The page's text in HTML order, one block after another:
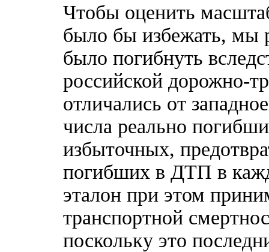
Чтобы оценить
было бы избежать, мы
было погибнуть
российской дорожно-
отличались от
числа реально
избыточных,
погибших в ДТП в
эталон при этом
транспортной
поскольку это